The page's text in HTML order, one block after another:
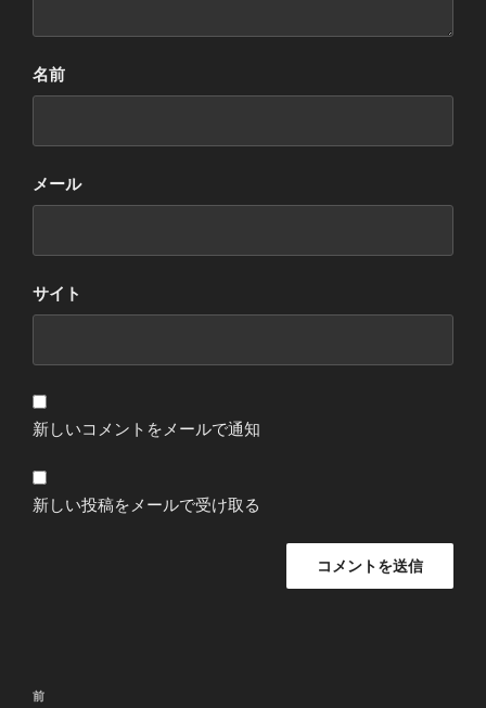
名前
メール
サイト
新しいコメントをメールで通知
新しい投稿をメールで受け取る
投
過
前